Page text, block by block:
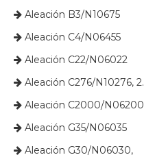
 Aleación B3/N10675
 Aleación C4/N06455
 Aleación C22/N06022
 Aleación C276/N10276,
 Aleación C2000/N06200
 Aleación G35/N06035
 Aleación G30/N06030,